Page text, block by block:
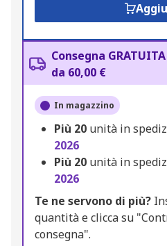
Consegna
da 60,00 €
In magazzino
Più 20 unità in
2026
Più 20 unità in
2026
Te ne servono di più?
quantità e clicca su
consegna".